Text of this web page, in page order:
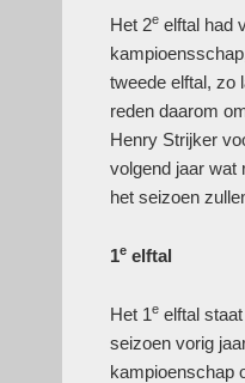
Het 2e elftal had
tweede elftal, zo
reden daarom
Henry Strijker
volgend jaar wat
het seizoen
1e elftal
Het 1e elftal
seizoen vorig
kampioenschap